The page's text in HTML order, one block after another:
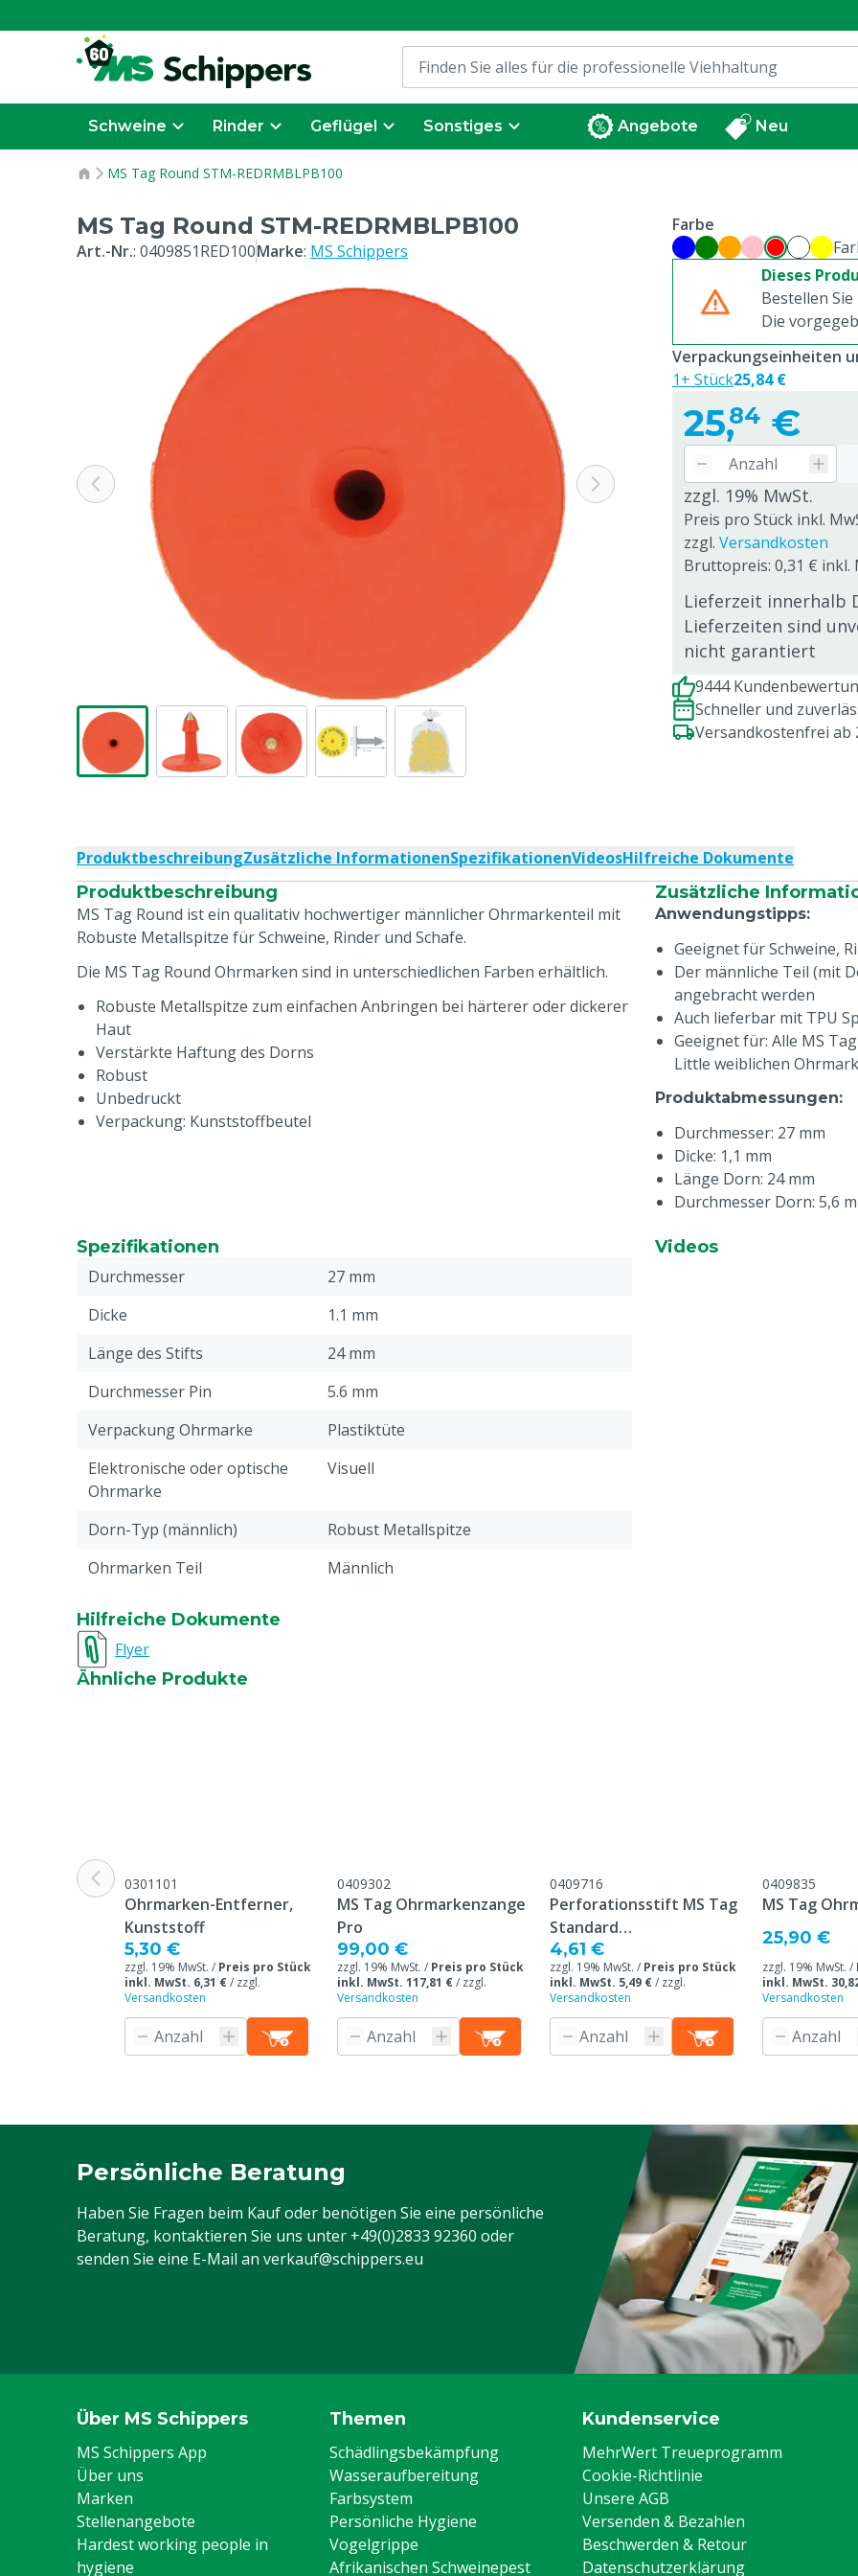
Schweine Rinder Geflügel Sonstiges Angebote Neu
MS Tag Round STM-REDRMBLPB100
MS Tag Round STM-REDRMBLPB100
Art.-Nr.: 0409851RED100Marke: MS Schippers
Farbe
Dieses
Bestellen
Die
25,84 €
zzgl. 19% MwSt.
Preis pro Stück inkl.
zzgl. Versandkosten
Bruttopreis: 0,31 € inkl.
Lieferzeit innerhalb
Lieferzeiten sind
nicht garantiert
Verpackungseinheiten
1+ Stück25,84 €
9444
Schneller und
Versandkostenfrei ab
ProduktbeschreibungZusätzliche InformationenSpezifikationenVideosHilfreiche Dokumente
Produktbeschreibung
MS Tag Round ist ein qualitativ hochwertiger männlicher Ohrmarkenteil mit
Robuste Metallspitze für Schweine, Rinder und Schafe.
Die MS Tag Round Ohrmarken sind in unterschiedlichen Farben erhältlich.
Robuste Metallspitze zum einfachen Anbringen bei härterer oder dickerer
Haut
Verstärkte Haftung des Dorns
Robust
Unbedruckt
Verpackung: Kunststoffbeutel
Zusätzliche
Anwendungstipps:
Geeignet für Schweine,
Der männliche Teil (mit
angebracht werden
Auch lieferbar mit TPU
Geeignet für: Alle MS
Little weiblichen
Produktabmessungen:
Durchmesser: 27 mm
Dicke: 1,1 mm
Länge Dorn: 24 mm
Durchmesser Dorn: 5,6
Spezifikationen
Durchmesser
27 mm
Dicke
1.1 mm
Länge des Stifts
24 mm
Durchmesser Pin
5.6 mm
Verpackung Ohrmarke
Plastiktüte
Elektronische oder optische
Ohrmarke
Visuell
Dorn-Typ (männlich)
Robust Metallspitze
Ohrmarken Teil
Männlich
Pin-Typ Verbindung
Material
Webseite aufgeführt sind.
Stückzahl
100
Farbe
Rot
Videos
Hilfreiche Dokumente
Flyer
Ähnliche Produkte
0301101
Ohrmarken-Entferner,
Kunststoff
5,30 €
zzgl. 19% MwSt. / Preis pro Stück
inkl. MwSt. 6,31 €/ zzgl.
Versandkosten
0409302
MS Tag Ohrmarkenzange
Pro
99,00 €
zzgl. 19% MwSt. / Preis pro Stück
inkl. MwSt. 117,81 €/ zzgl.
Versandkosten
0409716
Perforationsstift MS Tag
Standard
Ohrmarkenzange
4,61 €
zzgl. 19% MwSt. / Preis pro Stück
inkl. MwSt. 5,49 €/ zzgl.
Versandkosten
0409835
MS Tag
25,90 €
zzgl. 19% MwSt. /
inkl. MwSt.
Versandkosten
Persönliche Beratung
Haben Sie Fragen beim Kauf oder benötigen Sie eine persönliche
Beratung, kontaktieren Sie uns unter +49(0)2833 92360 oder
senden Sie eine E-Mail an verkauf@schippers.eu
Über MS Schippers
MS Schippers App
Über uns
Marken
Stellenangebote
Hardest working people in
hygiene
Themen
Schädlingsbekämpfung
Wasseraufbereitung
Farbsystem
Persönliche Hygiene
Vogelgrippe
Afrikanischen Schweinepest
Kundenservice
MehrWert Treueprogramm
Cookie-Richtlinie
Unsere AGB
Versenden & Bezahlen
Beschwerden & Retour
Datenschutzerklärung